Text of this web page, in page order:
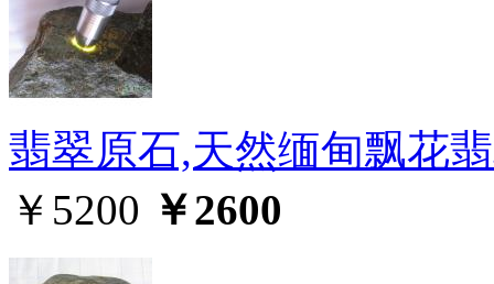
翡翠原石,天然缅甸飘花
￥5200 ￥2600